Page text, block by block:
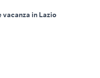
vacanza in Lazio